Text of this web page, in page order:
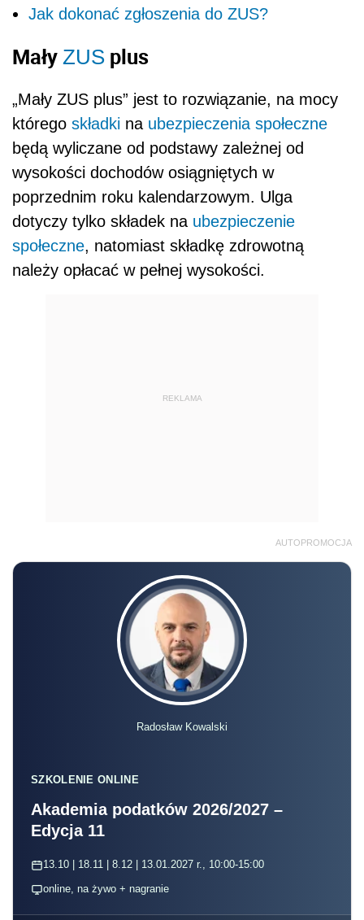
Jak dokonać zgłoszenia do ZUS?
Mały ZUS plus
„Mały ZUS plus” jest to rozwiązanie, na mocy
którego składki na ubezpieczenia społeczne
będą wyliczane od podstawy zależnej od
wysokości dochodów osiągniętych w
poprzednim roku kalendarzowym. Ulga
dotyczy tylko składek na ubezpieczenie
społeczne, natomiast składkę zdrowotną
należy opłacać w pełnej wysokości.
REKLAMA
AUTOPROMOCJA
Radosław Kowalski
SZKOLENIE ONLINE
Akademia podatków 2026/2027 –
Edycja 11
13.10 | 18.11 | 8.12 | 13.01.2027 r., 10:00-15:00
online, na żywo + nagranie